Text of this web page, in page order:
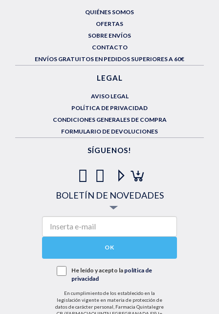
QUIÉNES SOMOS
OFERTAS
SOBRE ENVÍOS
CONTACTO
ENVÍOS GRATUITOS EN PEDIDOS SUPERIORES A 60€
LEGAL
AVISO LEGAL
POLÍTICA DE PRIVACIDAD
CONDICIONES GENERALES DE COMPRA
FORMULARIO DE DEVOLUCIONES
SÍGUENOS!
BOLETÍN DE NOVEDADES
OK
He leído y acepto la política de
privacidad
En cumplimiento de los establecido en la
legislación vigente en materia de protección de
datos de carácter personal, Farmacia Quintalegre